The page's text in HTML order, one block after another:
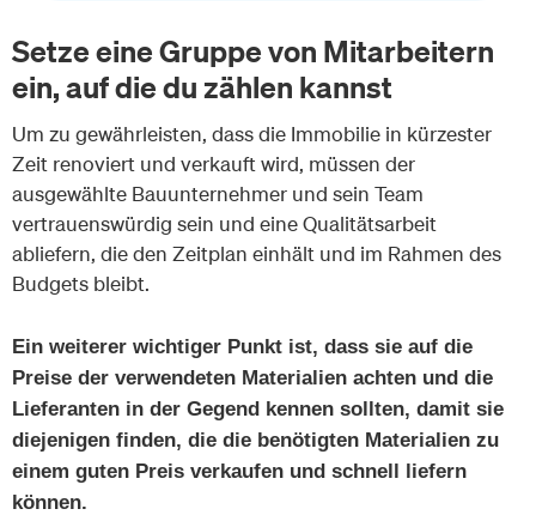
Setze eine Gruppe von Mitarbeitern
ein, auf die du zählen kannst
Um zu gewährleisten, dass die Immobilie in kürzester
Zeit renoviert und verkauft wird, müssen der
ausgewählte Bauunternehmer und sein Team
vertrauenswürdig sein und eine Qualitätsarbeit
abliefern, die den Zeitplan einhält und im Rahmen des
Budgets bleibt.
Ein weiterer wichtiger Punkt ist, dass sie auf die
Preise der verwendeten Materialien achten und die
Lieferanten in der Gegend kennen sollten, damit sie
diejenigen finden, die die benötigten Materialien zu
einem guten Preis verkaufen und schnell liefern
können.